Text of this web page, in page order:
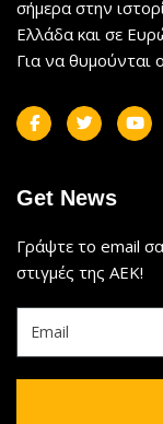
σήμερα στην
Ελλάδα και σε
Για να θυμούνται
Get News
Γράψτε το email
στιγμές της ΑΕΚ!